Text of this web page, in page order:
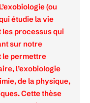
(ou
étudie la vie
les processus qui
sur notre
le permettre
l’exobiologie
de la physique,
Cette thèse